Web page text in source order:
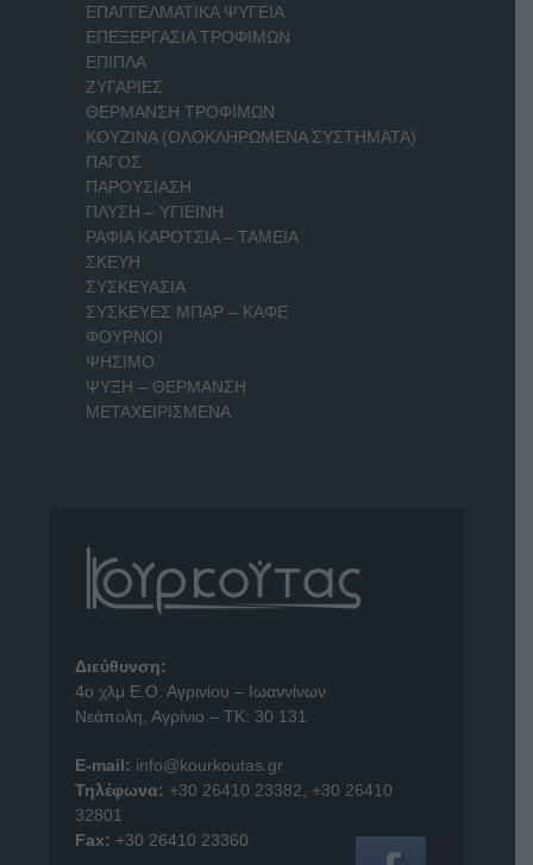
ΕΠΑΓΓΕΛΜΑΤΙΚΑ ΨΥΓΕΙΑ
ΕΠΕΞΕΡΓΑΣΙΑ ΤΡΟΦΙΜΩΝ
ΕΠΙΠΛΑ
ΖΥΓΑΡΙΕΣ
ΘΕΡΜΑΝΣΗ ΤΡΟΦΙΜΩΝ
ΚΟΥΖΙΝΑ (ΟΛΟΚΛΗΡΩΜΕΝΑ ΣΥΣΤΗΜΑΤΑ)
ΠΑΓΟΣ
ΠΑΡΟΥΣΙΑΣΗ
ΠΛΥΣΗ – ΥΓΙΕΙΝΗ
ΡΑΦΙΑ ΚΑΡΟΤΣΙΑ – ΤΑΜΕΙΑ
ΣΚΕΥΗ
ΣΥΣΚΕΥΑΣΙΑ
ΣΥΣΚΕΥΕΣ ΜΠΑΡ – ΚΑΦΕ
ΦΟΥΡΝΟΙ
ΨΗΣΙΜΟ
ΨΥΞΗ – ΘΕΡΜΑΝΣΗ
ΜΕΤΑΧΕΙΡΙΣΜΕΝΑ
Διεύθυνση:
4o χλμ Ε.Ο. Αγρινίου – Ιωαννίνων
Νεάπολη, Αγρίνιο – ΤΚ: 30 131
E-mail: info@kourkoutas.gr
Τηλέφωνα: +30 26410 23382
+30 26410
32801
Fax: +30 26410 23360